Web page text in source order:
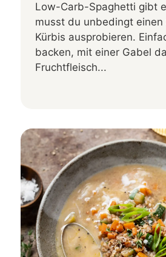
Low-Carb-Spaghetti gibt
musst du unbedingt
Kürbis ausprobieren.
backen, mit einer Gabel
Fruchtfleisch...